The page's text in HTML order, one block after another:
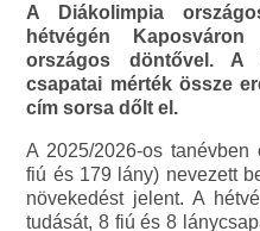
A Diákolimpia
hétvégén
országos döntővel. A
csapatai mérték össze
cím sorsa dőlt el.
A 2025/2026-os
fiú és 179 lány) nevezett
növekedést jelent. A
tudását, 8 fiú és 8